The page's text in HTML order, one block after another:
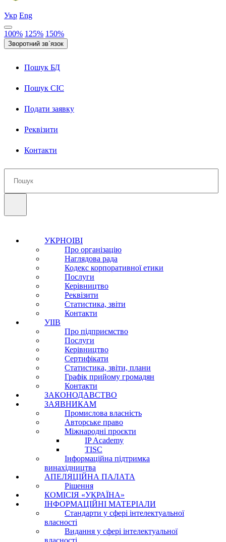
Укр Eng
100% 125% 150%
Пошук БД
Пошук СІС
Подати заявку
Реквізити
Контакти
УКРНОІВІ
Про організацію
Наглядова рада
Кодекс корпоративної етики
Послуги
Керівництво
Реквізити
Статистика, звіти
Контакти
УІІВ
Про підприємство
Послуги
Керівництво
Cертифікати
Статистика, звіти, плани
Графік прийому громадян
Контакти
ЗАКОНОДАВСТВО
ЗАЯВНИКАМ
Промислова власність
Авторське право
Міжнародні проєкти
IP Academy
TISC
Інформаційна підтримка
винахідництва
АПЕЛЯЦІЙНА ПАЛАТА
Рішення
КОМІСІЯ «УКРАЇНА»
ІНФОРМАЦІЙНІ МАТЕРІАЛИ
Стандарти у сфері інтелектуальної
власності
Видання у сфері інтелектуальної
власності